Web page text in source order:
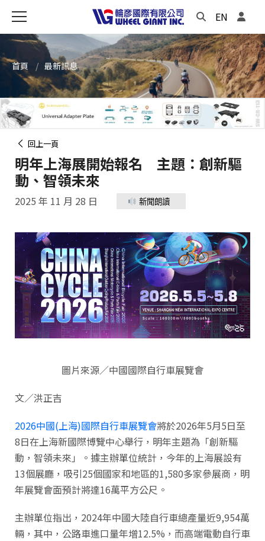
EN
首頁 最新訊息
回上一頁
明年上海展開始報名 主題：創新驅
動、智領未來
2025 年 11 月 28 日 新聞朗讀
圖片來源／中國國際自行車展覽會
文／洪正吉
2026中國(上海)國際自行車展覽會將於2026年5月5日至
8日在上海新國際博覽中心舉行，明年主題為「創新驅
動，智領未來」。據主辦單位統計，今年的上海展設有
13個展廳，吸引25個國家和地區的1,580多家參展商，明
年展覽會面預計將達16萬平方公尺。
主辦單位指出，2024年中國大陸自行車總產量近9,954萬
輛，其中，公路車進口量年增12.5%，而高端電動自行車